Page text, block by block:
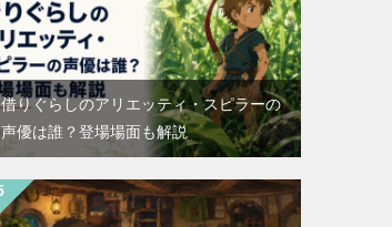
借りぐらしのアリエッティ・スピラーの
声優は誰？登場場面も解説